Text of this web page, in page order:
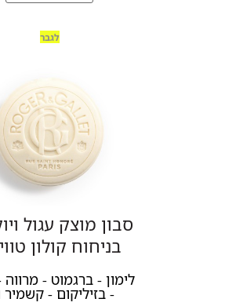
לגבר
סבון מוצק עגול
בניחוח קולון
לימון - ברגמוט -
- בזיליקום - קשמיר